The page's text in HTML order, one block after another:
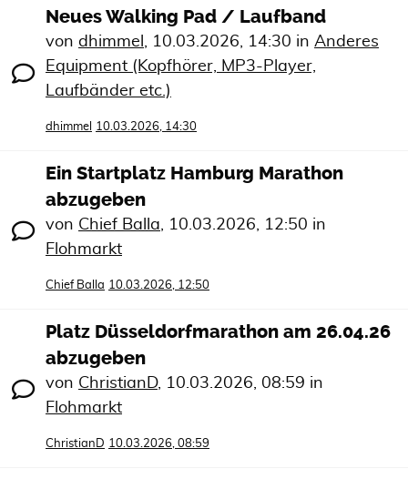
Neues Walking Pad / Laufband
von dhimmel , 10.03.2026, 14:30 in Anderes
Equipment (Kopfhörer, MP3-Player,
Laufbänder etc.)
dhimmel 10.03.2026, 14:30
Ein Startplatz Hamburg Marathon
abzugeben
von Chief Balla, 10.03.2026, 12:50 in
Flohmarkt
Chief Balla 10.03.2026, 12:50
Platz Düsseldorfmarathon am 26.04.26
abzugeben
von ChristianD, 10.03.2026, 08:59 in
Flohmarkt
ChristianD 10.03.2026, 08:59